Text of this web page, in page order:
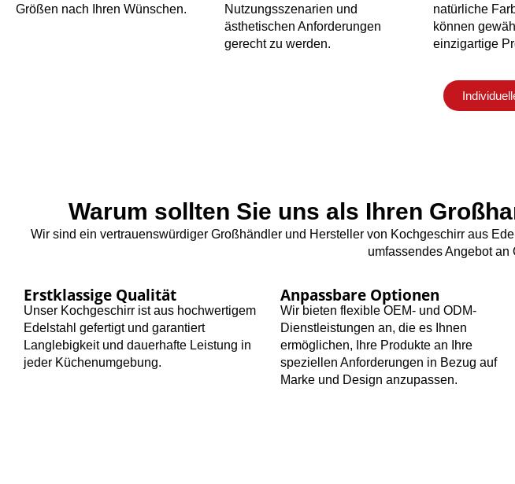
Größen nach Ihren Wünschen.
Nutzungsszenarien und
ästhetischen Anforderungen
gerecht zu werden.
natürliche
können
einzigartige
Warum sollten Sie uns als Ihren
Wir sind ein vertrauenswürdiger Großhändler und Hersteller von Kochgeschirr aus
umfassendes Angebot
Erstklassige Qualität
Unser Kochgeschirr ist aus hochwertigem
Edelstahl gefertigt und garantiert
Langlebigkeit und dauerhafte Leistung in
jeder Küchenumgebung.
Anpassbare Optionen
Wir bieten flexible OEM- und ODM-
Dienstleistungen an, die es Ihnen
ermöglichen, Ihre Produkte an Ihre
speziellen Anforderungen in Bezug auf
Marke und Design anzupassen.